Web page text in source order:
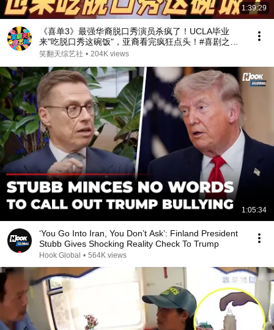
1:39:29
《喜单3》最强华裔脱口秀演员杀疯了！UCLA毕业
来"吃脱口秀这碗饭"，亚裔看完疯狂点头！#喜剧之王
单口季 #脱口秀 #搞笑 #喜剧 #funny #综艺
笑翻天综艺社 • 204K views
1:05:34
‘You Go Into Iran, You Don’t Ask’: Finland President
Stubb Gives Shocking Reality Check To Trump
Hook Global • 564K views